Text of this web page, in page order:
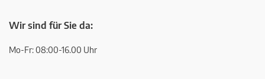
Wir sind für Sie da:
Mo-Fr: 08:00-16.00 Uhr